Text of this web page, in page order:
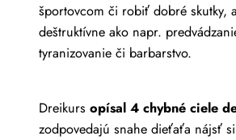
športovcom či robiť dobré skutky,
deštruktívne ako napr.
tyranizovanie či barbarstvo.
Dreikurs opísal 4 chybné ciele
zodpovedajú snahe dieťaťa nájsť